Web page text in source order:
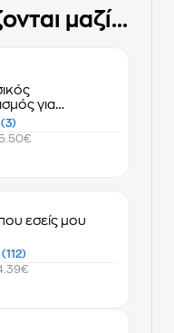
μαζί...
για
(3)
εσείς μου
(112)